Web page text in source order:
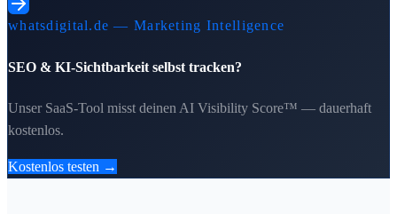
whatsdigital.de — Marketing Intelligence
SEO & KI-Sichtbarkeit selbst tracken?
Unser SaaS-Tool misst deinen AI Visibility Score™ — dauerhaft
kostenlos.
Kostenlos testen →